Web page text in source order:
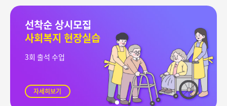
선착순 상시모집
사회복지 현장실습
3회 출석 수업
자세히보기